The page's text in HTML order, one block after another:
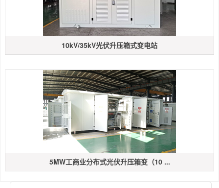
10kV/35kV光伏升压箱式变电站
5MW工商业分布式光伏升压箱变（10 ...